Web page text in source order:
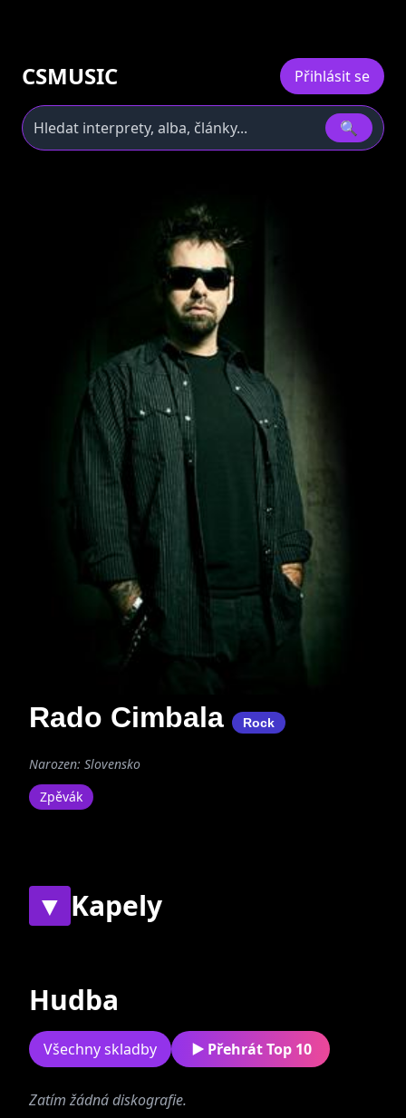
CSMUSIC Přihlásit se
🔍
Rado Cimbala Rock
Narozen: Slovensko
Zpěvák
▼ Kapely
Hudba
Všechny skladby Přehrát Top 10
Zatím žádná diskografie.